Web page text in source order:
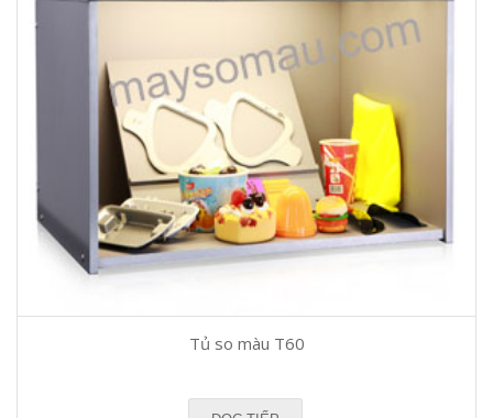
Tủ so màu T60